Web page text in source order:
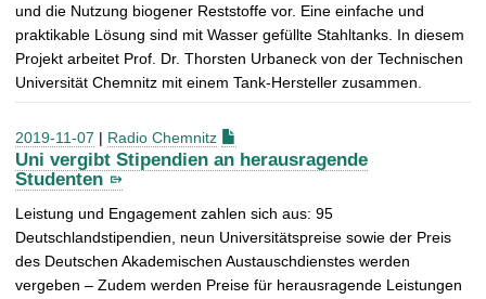
und die Nutzung biogener Reststoffe vor. Eine einfache und
praktikable Lösung sind mit Wasser gefüllte Stahltanks. In diesem
Projekt arbeitet Prof. Dr. Thorsten Urbaneck von der Technischen
Universität Chemnitz mit einem Tank-Hersteller zusammen.
2019-11-07 | Radio Chemnitz
Uni vergibt Stipendien an herausragende
Studenten
Leistung und Engagement zahlen sich aus: 95
Deutschlandstipendien, neun Universitätspreise sowie der Preis
des Deutschen Akademischen Austauschdienstes werden
vergeben – Zudem werden Preise für herausragende Leistungen